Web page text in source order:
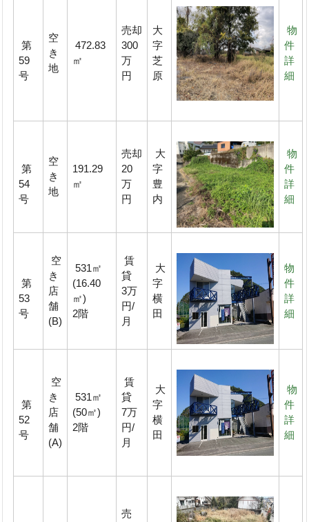
第
59
号
空
き
地
472.83
㎡
売却
300
万
円
大
字
芝
原
物
件
詳
細
第
54
号
空
き
地
191.29
㎡
売却
20
万
円
大
字
豊
内
物
件
詳
細
第
53
号
空
き
店
舗
(B)
531㎡
(16.40
㎡)
2階
賃
貸
3万
円/
月
大
字
横
田
物
件
詳
細
第
52
号
空
き
店
舗
(A)
531㎡
(50㎡)
2階
賃
貸
7万
円/
月
大
字
横
田
物
件
詳
細
売